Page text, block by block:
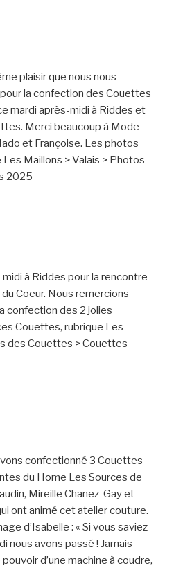
plaisir que nous nous
la confection des Couettes
mardi après-midi à Riddes et
Merci beaucoup à Mode
et Françoise. Les photos
Maillons > Valais > Photos
2025
à Riddes pour la rencontre
Coeur. Nous remercions
confection des 2 jolies
Couettes, rubrique Les
des Couettes > Couettes
confectionné 3 Couettes
du Home Les Sources de
Mireille Chanez-Gay et
ont animé cet atelier couture.
d’Isabelle : « Si vous saviez
nous avons passé ! Jamais
d’une machine à coudre,